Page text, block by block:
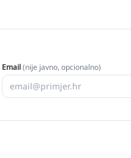
Email(nije javno, opcionalno)